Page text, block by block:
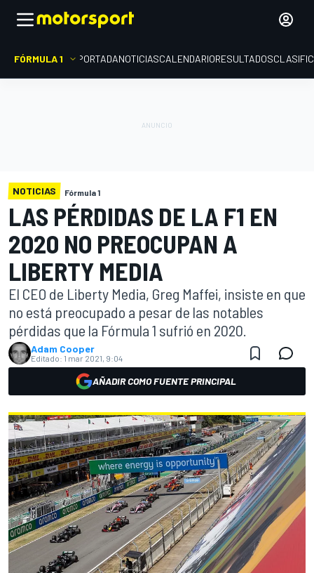
FÓRMULA 1 PORTADANOTICIASCALENDARIORESULTADOS
NOTICIAS Fórmula 1
LAS PÉRDIDAS DE LA F1 EN
2020 NO PREOCUPAN A
LIBERTY MEDIA
El CEO de Liberty Media, Greg Maffei, insiste en que
no está preocupado a pesar de las notables
pérdidas que la Fórmula 1 sufrió en 2020.
Adam Cooper
Editado: 1 mar 2021, 9:04
AÑADIR COMO FUENTE PRINCIPAL